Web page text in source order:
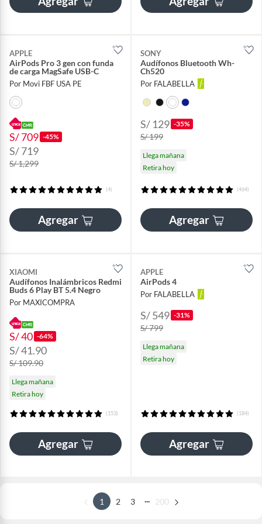
APPLE
AirPods Pro 3 gen con funda
de carga MagSafe USB-C
Por Movi FBF USA PE
S/ 709 -45%
S/ 719
S/ 1,299
(4)
Agregar
SONY
Audífonos Bluetooth Wh-
Ch520
Por FALABELLA
S/ 129 -35%
S/ 199
Llega mañana
Retira hoy
(464)
Agregar
XIAOMI
Audífonos Inalámbricos Redmi
Buds 6 Play BT 5.4 Negro
Por MAXICOMPRA
S/ 40 -64%
S/ 41.90
S/ 109.90
Llega mañana
Retira hoy
(153)
Agregar
APPLE
AirPods 4
Por FALABELLA
S/ 549 -31%
S/ 799
Llega mañana
Retira hoy
(184)
Agregar
1 2 3 200